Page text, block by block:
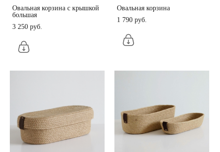
Овальная корзина с крышкой
большая
3 250 pуб.
Овальная корзина
1 790 pуб.